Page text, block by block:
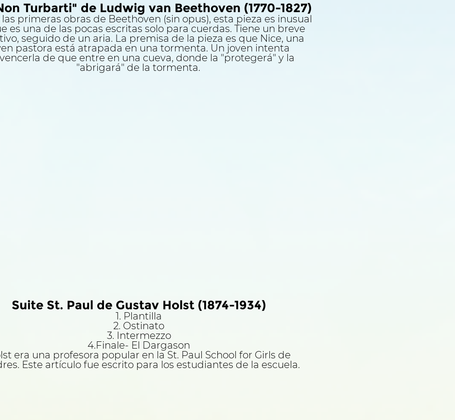
Turbarti" de Ludwig van Beethoven (1770-1827)
primeras obras de Beethoven (sin opus), esta pieza es inusual
es una de las pocas escritas solo para cuerdas. Tiene un breve
seguido de un aria. La premisa de la pieza es que Nice, una
pastora está atrapada en una tormenta. Un joven intenta
de que entre en una cueva, donde la "protegerá" y la
"abrigará" de la tormenta.
Suite St. Paul de Gustav Holst (1874-1934)
1. Plantilla
2. Ostinato
3. Intermezzo
4.Finale- El Dargason
era una profesora popular en la St. Paul School for Girls de
Este artículo fue escrito para los estudiantes de la escuela.